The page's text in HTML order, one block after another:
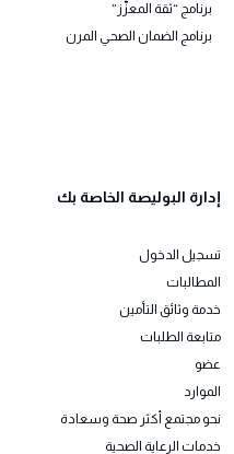
برنامج “ثقة المعزّز”
برنامج الضمان الصحي المرن
إدارة البوليصة الخاصة بك
تسجيل الدخول
المطالبات
خدمة وثائق التأمين
متابعة الطلبات
عضو
الموارد
نحو مجتمع أكثر صحة وسعادة
خدمات الرعاية الصحية